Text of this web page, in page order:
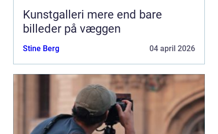
Kunstgalleri mere end bare
billeder på væggen
Stine Berg 04 april 2026